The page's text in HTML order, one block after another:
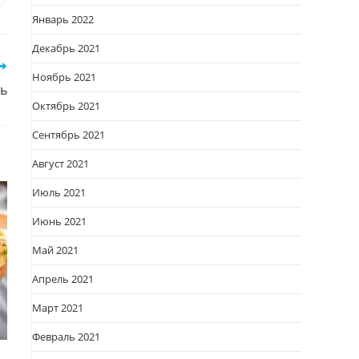
новомЯнварь 2022
Декабрь 2021
Ноябрь 2021
Октябрь 2021
Сентябрь 2021
Август 2021
Июль 2021
Июнь 2021
Май 2021
Апрель 2021
Март 2021
Февраль 2021